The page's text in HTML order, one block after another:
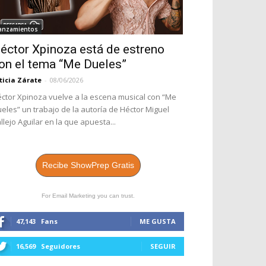
Xpinoza está de estreno
el tema “Me Dueles”
Zárate - 08/06/2026
Xpinoza vuelve a la escena musical con “Me
un trabajo de la autoría de Héctor Miguel
Aguilar en la que apuesta...
Recibe ShowPrep Gratis
For Email Marketing you can trust.
47,143 Fans ME GUSTA
16,569 Seguidores SEGUIR